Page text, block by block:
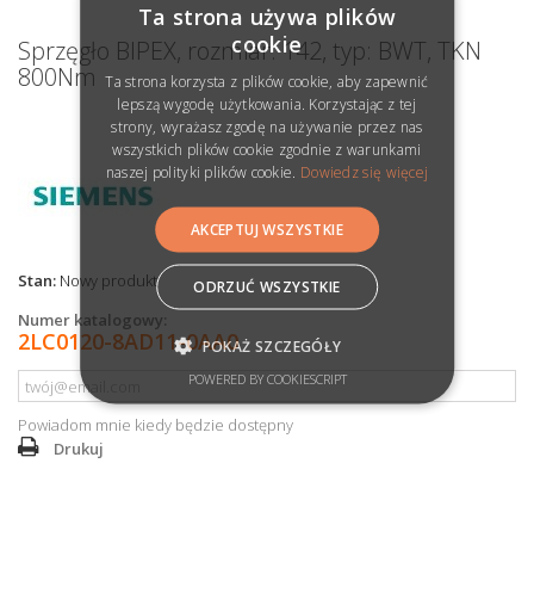
Sprzęgło BIPEX, rozmiar: 142, typ: BWT, TKN
800Nm
Stan: Nowy produkt
Numer katalogowy:
2LC0120-8AD11-0AA0
Powiadom mnie kiedy będzie dostępny
Drukuj
Ta strona używa plików
cookie
Ta strona korzysta z plików cookie, aby zapewnić
lepszą wygodę użytkowania. Korzystając z tej
strony, wyrażasz zgodę na używanie przez nas
wszystkich plików cookie zgodnie z warunkami
naszej polityki plików cookie. Dowiedz się więcej
AKCEPTUJ WSZYSTKIE
ODRZUĆ WSZYSTKIE
POKAŻ SZCZEGÓŁY
POWERED BY COOKIESCRIPT